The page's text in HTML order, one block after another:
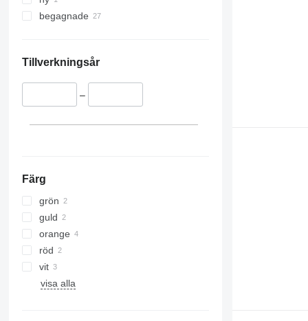
begagnade
Tillverkningsår
–
Färg
grön
guld
orange
röd
vit
visa alla